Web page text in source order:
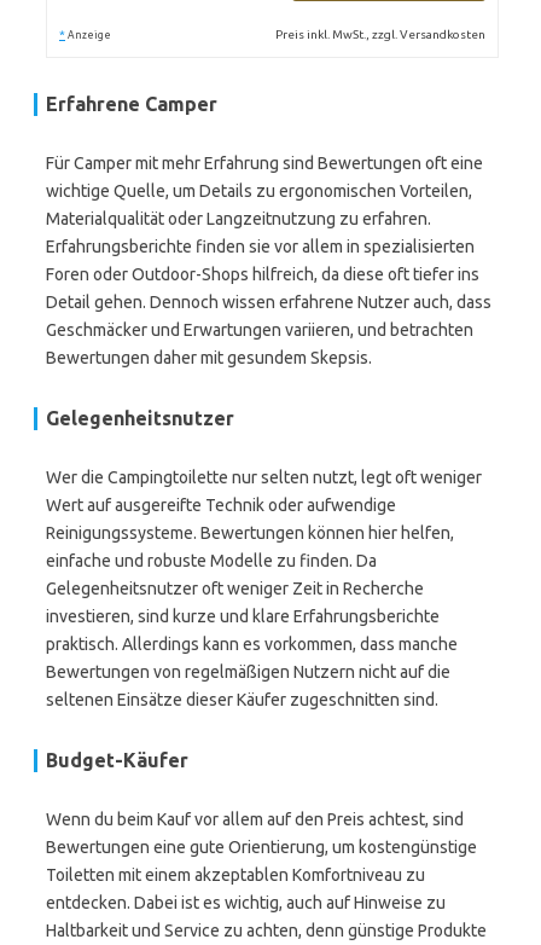
* Anzeige Preis inkl. MwSt., zzgl. Versandkosten
Erfahrene Camper
Für Camper mit mehr Erfahrung sind Bewertungen oft eine
wichtige Quelle, um Details zu ergonomischen Vorteilen,
Materialqualität oder Langzeitnutzung zu erfahren.
Erfahrungsberichte finden sie vor allem in spezialisierten
Foren oder Outdoor-Shops hilfreich, da diese oft tiefer ins
Detail gehen. Dennoch wissen erfahrene Nutzer auch, dass
Geschmäcker und Erwartungen variieren, und betrachten
Bewertungen daher mit gesundem Skepsis.
Gelegenheitsnutzer
Wer die Campingtoilette nur selten nutzt, legt oft weniger
Wert auf ausgereifte Technik oder aufwendige
Reinigungssysteme. Bewertungen können hier helfen,
einfache und robuste Modelle zu finden. Da
Gelegenheitsnutzer oft weniger Zeit in Recherche
investieren, sind kurze und klare Erfahrungsberichte
praktisch. Allerdings kann es vorkommen, dass manche
Bewertungen von regelmäßigen Nutzern nicht auf die
seltenen Einsätze dieser Käufer zugeschnitten sind.
Budget-Käufer
Wenn du beim Kauf vor allem auf den Preis achtest, sind
Bewertungen eine gute Orientierung, um kostengünstige
Toiletten mit einem akzeptablen Komfortniveau zu
entdecken. Dabei ist es wichtig, auch auf Hinweise zu
Haltbarkeit und Service zu achten, denn günstige Produkte